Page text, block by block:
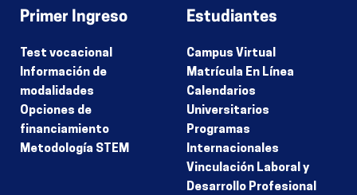
Primer Ingreso
Test vocacional
Información de
modalidades
Opciones de
financiamiento
Metodología STEM
Estudiantes
Campus Virtual
Matrícula En Línea
Calendarios
Universitarios
Programas
Internacionales
Vinculación Laboral y
Desarrollo Profesional